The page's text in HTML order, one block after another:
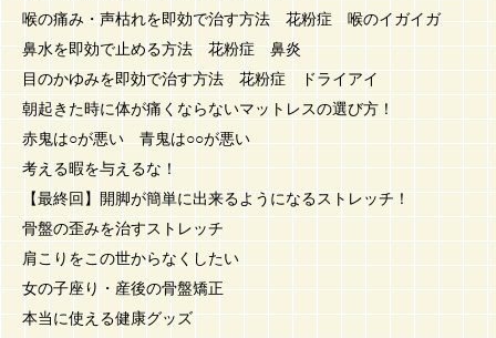
喉の痛み・声枯れを即効で治す方法 花粉症 喉のイガイガ
鼻水を即効で止める方法 花粉症 鼻炎
目のかゆみを即効で治す方法 花粉症 ドライアイ
朝起きた時に体が痛くならないマットレスの選び方！
赤鬼は○が悪い 青鬼は○○が悪い
考える暇を与えるな！
【最終回】開脚が簡単に出来るようになるストレッチ！
骨盤の歪みを治すストレッチ
肩こりをこの世からなくしたい
女の子座り・産後の骨盤矯正
本当に使える健康グッズ